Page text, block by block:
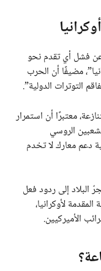
فشل أي تقدم نحو
مضيفًا أن الحرب
التوترات الدولية”.
معتبرًا أن استمرار
الروسي
دعم معارك لا تخدم
البلاد إلى ردود فعل
لأوكرانيا،
الأميركيين.